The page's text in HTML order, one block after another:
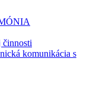
činnosti
komunikácia s